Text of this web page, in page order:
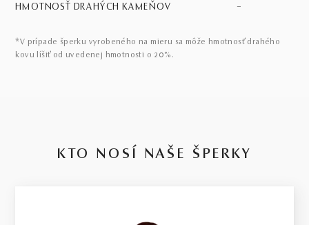
HMOTNOSŤ DRAHÝCH KAMEŇOV –
*V prípade šperku vyrobeného na mieru sa môže hmotnosť drahého
kovu líšiť od uvedenej hmotnosti o 20%.
KTO NOSÍ NAŠE ŠPERKY